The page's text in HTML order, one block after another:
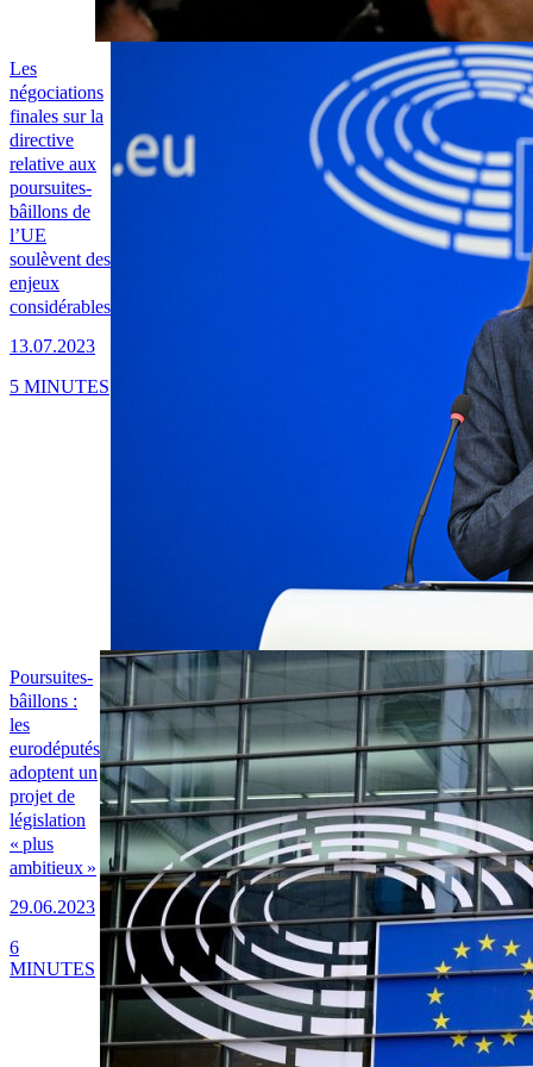
Les
négociations
finales sur la
directive
relative aux
poursuites-
bâillons de
l’UE
soulèvent des
enjeux
considérables
13.07.2023
5 MINUTES
Poursuites-
bâillons :
les
eurodéputés
adoptent un
projet de
législation
« plus
ambitieux »
29.06.2023
6
MINUTES